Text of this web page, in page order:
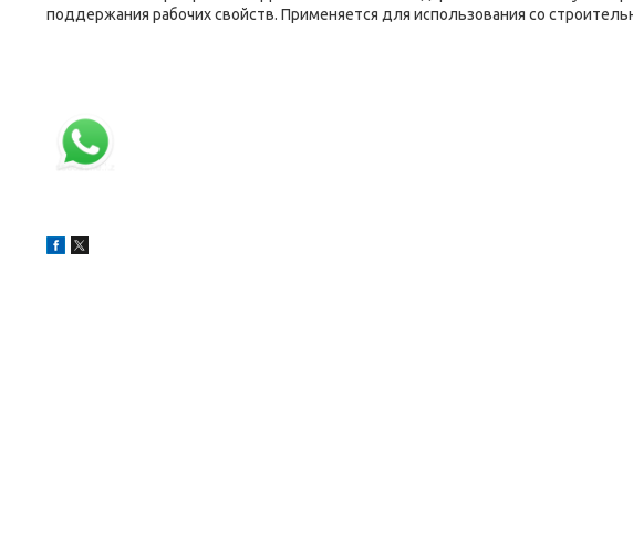
поддержания рабочих свойств. Применяется для использования со